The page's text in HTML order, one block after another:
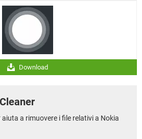
Download
aiuta a rimuovere i file relativi a Nokia